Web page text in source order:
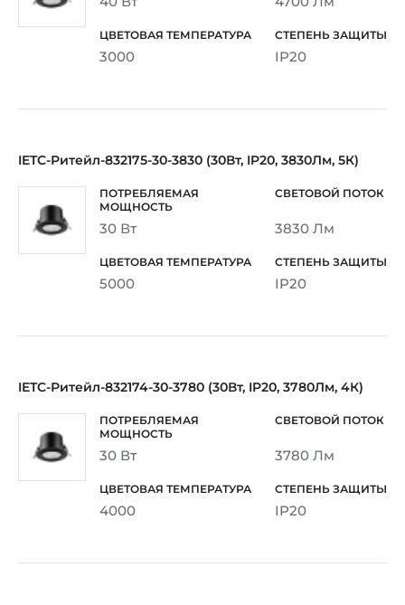
3000 IP20
IETC-Ритейл-832175-30-3830 (30Вт, IP20, 3830Лм, 5К)
30 Вт 3830 Лм
5000 IP20
IETC-Ритейл-832174-30-3780 (30Вт, IP20, 3780Лм, 4К)
30 Вт 3780 Лм
4000 IP20